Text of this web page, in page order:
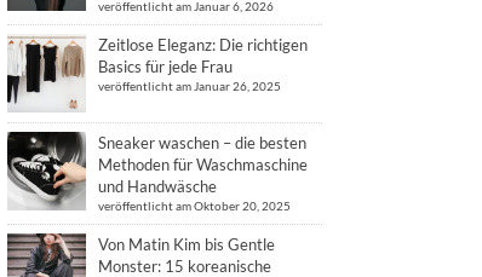
veröffentlicht am Januar 6, 2026
Zeitlose Eleganz: Die richtigen
Basics für jede Frau
veröffentlicht am Januar 26, 2025
Sneaker waschen – die besten
Methoden für Waschmaschine
und Handwäsche
veröffentlicht am Oktober 20, 2025
Von Matin Kim bis Gentle
Monster: 15 koreanische